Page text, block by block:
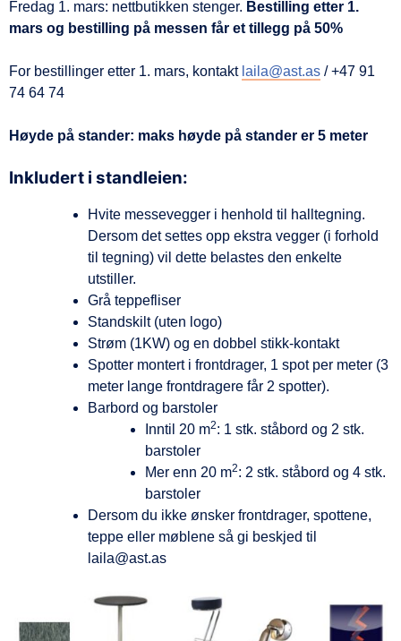
Fredag 1. mars: nettbutikken stenger. Bestilling etter 1.
mars og bestilling på messen får et tillegg på 50%
For bestillinger etter 1. mars, kontakt laila@ast.as / +47 91
74 64 74
Høyde på stander: maks høyde på stander er 5 meter
Inkludert i standleien:
Hvite messevegger i henhold til halltegning.
Dersom det settes opp ekstra vegger (i forhold
til tegning) vil dette belastes den enkelte
utstiller.
Grå teppefliser
Standskilt (uten logo)
Strøm (1KW) og en dobbel stikk-kontakt
Spotter montert i frontdrager, 1 spot per meter (3
meter lange frontdragere får 2 spotter).
Barbord og barstoler
Inntil 20 m2: 1 stk. ståbord og 2 stk.
barstoler
Mer enn 20 m2: 2 stk. ståbord og 4 stk.
barstoler
Dersom du ikke ønsker frontdrager, spottene,
teppe eller møblene så gi beskjed til
laila@ast.as